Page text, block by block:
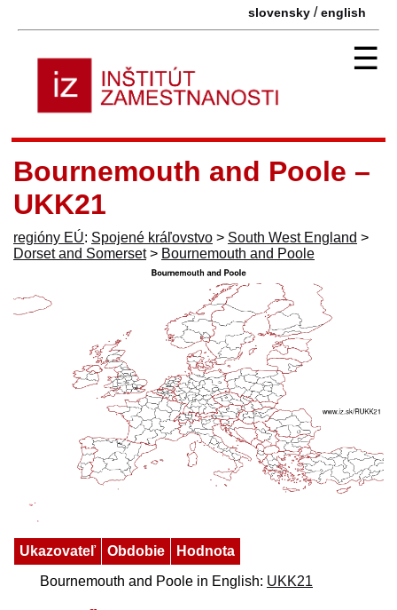
slovensky /english
☰
Bournemouth and Poole –
UKK21
regióny EÚ: Spojené kráľovstvo > South West England >
Dorset and Somerset> Bournemouth and Poole
Ukazovateľ Obdobie
Hodnota
Bournemouth and Poole in English: UKK21